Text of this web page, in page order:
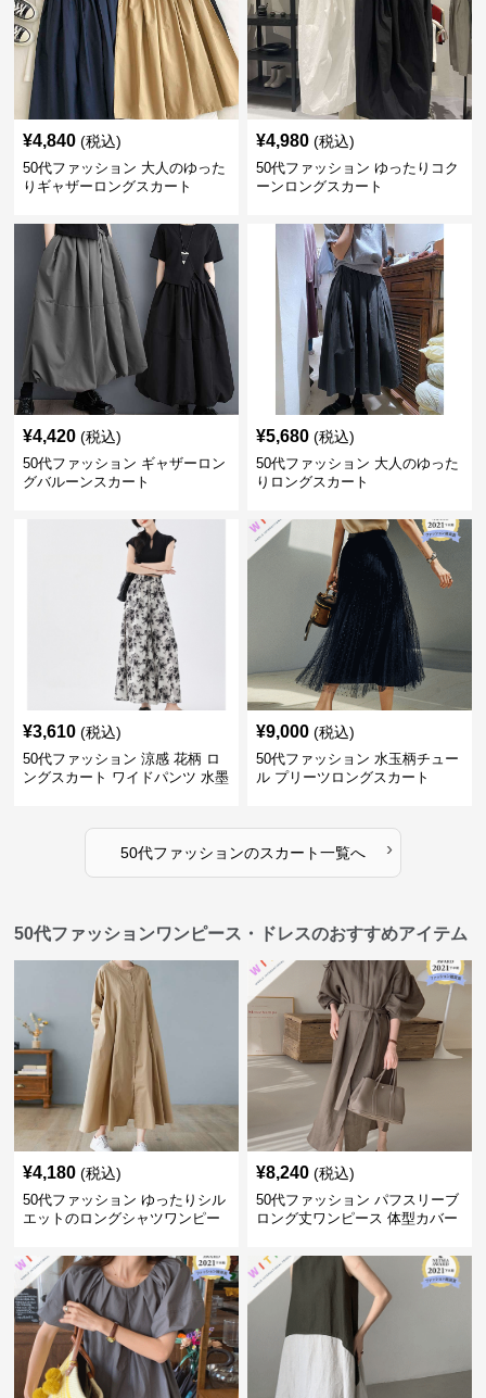
¥4,840 (税込)
50代ファッション 大人のゆった
りギャザーロングスカート
¥4,980 (税込)
50代ファッション ゆったりコク
ーンロングスカート
¥4,420 (税込)
50代ファッション ギャザーロン
グバルーンスカート
¥5,680 (税込)
50代ファッション 大人のゆった
りロングスカート
¥3,610 (税込)
50代ファッション 涼感 花柄 ロ
ングスカート ワイドパンツ 水墨
¥9,000 (税込)
50代ファッション 水玉柄チュー
ル プリーツロングスカート
50代ファッションのスカート一覧へ ›
50代ファッションワンピース・ドレスのおすすめアイテム
¥4,180 (税込)
50代ファッション ゆったりシル
エットのロングシャツワンピー
¥8,240 (税込)
50代ファッション パフスリーブ
ロング丈ワンピース 体型カバー